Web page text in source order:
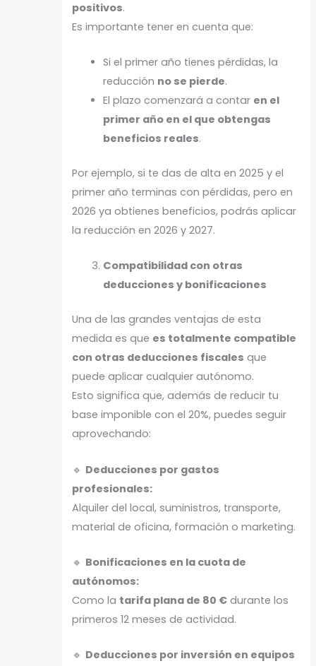
positivos.
Es importante tener en cuenta que:
Si el primer año tienes pérdidas, la
reducción no se pierde.
El plazo comenzará a contar en el
primer año en el que obtengas
beneficios reales.
Por ejemplo, si te das de alta en 2025 y el
primer año terminas con pérdidas, pero en
2026 ya obtienes beneficios, podrás aplicar
la reducción en 2026 y 2027.
Compatibilidad con otras
deducciones y bonificaciones
Una de las grandes ventajas de esta
medida es que es totalmente compatible
con otras deducciones fiscales que
puede aplicar cualquier autónomo.
Esto significa que, además de reducir tu
base imponible con el 20%, puedes seguir
aprovechando:
🔹 Deducciones por gastos
profesionales:
Alquiler del local, suministros, transporte,
material de oficina, formación o marketing.
🔹 Bonificaciones en la cuota de
autónomos:
Como la tarifa plana de 80 € durante los
primeros 12 meses de actividad.
🔹 Deducciones por inversión en equipos